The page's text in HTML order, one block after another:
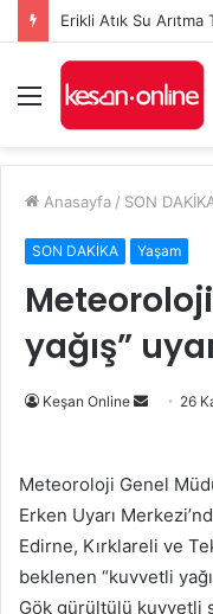
Menü
Anasayfa / SON
SON DAKİKA Yaşam
yağış”
Keşan Online
Bir
26
Meteoroloji Genel
Erken Uyarı
Edirne, Kırklareli ve
beklenen “kuvvetli
Gök gürültülü kuvvetli